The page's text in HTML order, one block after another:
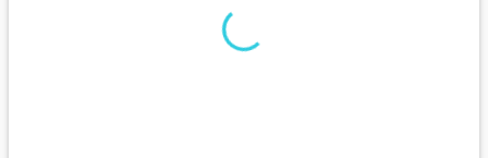
minutes, est incontournable avec son atmosphère animée,
ses plages et son quartier Art Déco. Pour une ambiance plus